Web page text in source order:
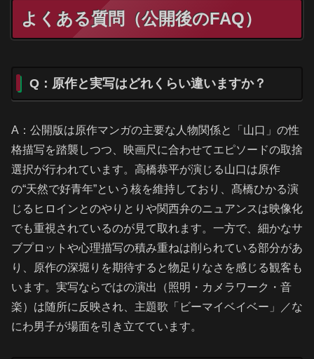
よくある質問（公開後のFAQ）
Q：原作と実写はどれくらい違いますか？
A：公開版は原作マンガの主要な人物関係と「山口」の性
格描写を踏襲しつつ、映画尺に合わせてエピソードの取捨
選択が行われています。高橋恭平が演じる山口は原作
の“天然で好青年”という核を維持しており、髙橋ひかる演
じるヒロインとのやりとりや関西弁のニュアンスは映像化
でも重視されているのが見て取れます。一方で、細かなサ
ブプロットや心理描写の積み重ねは削られている部分があ
り、原作の深堀りを期待すると物足りなさを感じる観客も
います。実写ならではの演出（照明・カメラワーク・音
楽）は随所に反映され、主題歌「ビーマイベイベー」／な
にわ男子が場面を引き立てています。